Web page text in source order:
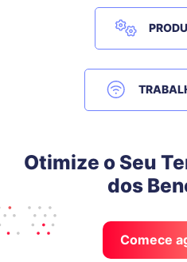
Otimize o Seu
dos
Comece